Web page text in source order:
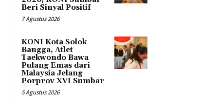
Beri Sinyal Positif
7 Agustus 2026
KONI Kota Solok
Bangga, Atlet
Taekwondo Bawa
Pulang Emas dari
Malaysia Jelang
Porprov XVI Sumbar
5 Agustus 2026